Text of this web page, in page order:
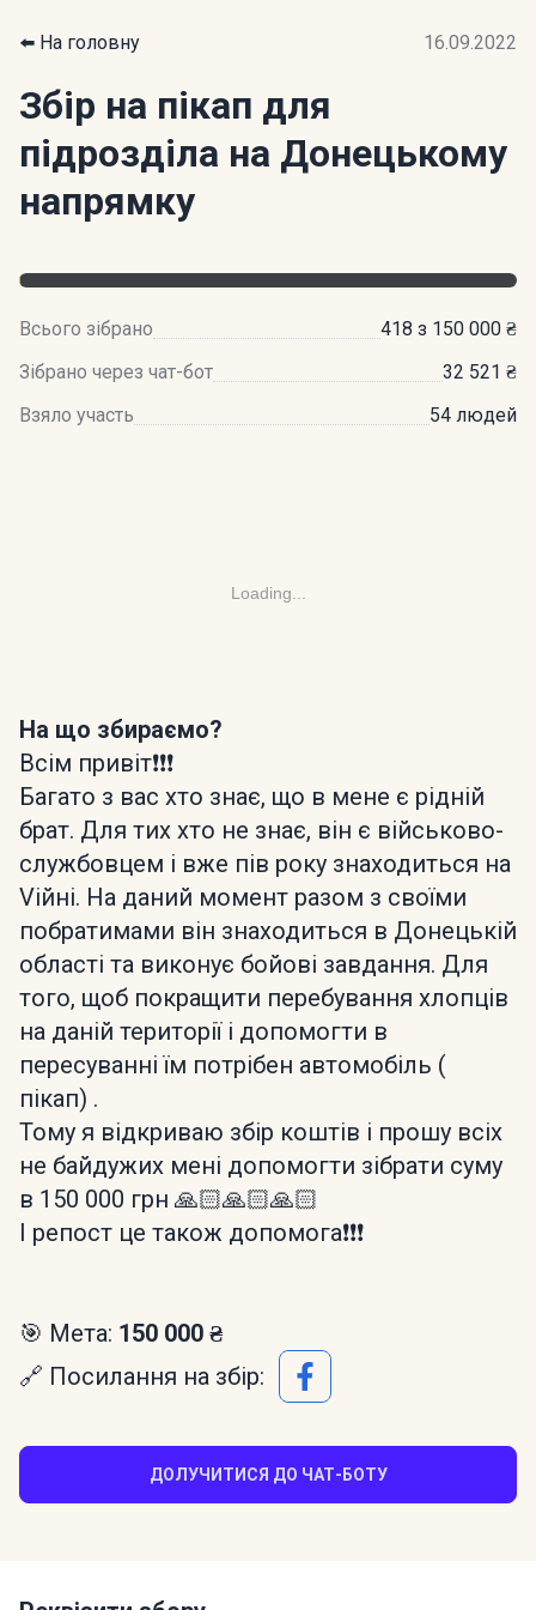
⬅️ На головну 16.09.2022
Збір на пікап для
підрозділа на Донецькому
напрямку
Всього зібрано
418 з 150 000 ₴
Зібрано через чат-бот
32 521 ₴
Взяло участь
54 людей
Loading...
На що збираємо?
Всім привіт❗️❗️❗️
Багато з вас хто знає, що в мене є рідній
брат. Для тих хто не знає, він є військово-
службовцем і вже пів року знаходиться на
Vійні. На даний момент разом з своїми
побратимами він знаходиться в Донецькій
області та виконує бойові завдання. Для
того, щоб покращити перебування хлопців
на даній території і допомогти в
пересуванні їм потрібен автомобіль (
пікап) .
Тому я відкриваю збір коштів і прошу всіх
не байдужих мені допомогти зібрати суму
в 150 000 грн 🙏🏻🙏🏻🙏🏻
І репост це також допомога❗️❗️❗️
🎯 Мета: 150 000 ₴
🔗 Посилання на збір:
ДОЛУЧИТИСЯ ДО ЧАТ-БОТУ